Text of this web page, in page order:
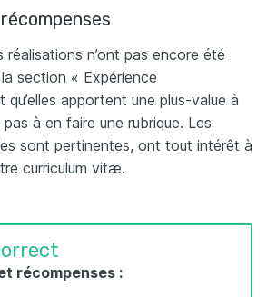
n’ont pas encore été
section « Expérience
apportent une plus-value à
à en faire une rubrique. Les
sont pertinentes, ont tout intérêt à
curriculum vitæ.
récompenses :